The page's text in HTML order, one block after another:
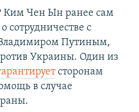
Ким Чен Ын ранее сам
сотрудничестве с
Путиным,
Украины. Один из
сторонам
в случае